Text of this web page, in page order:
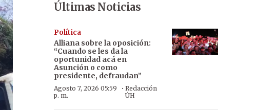
Últimas Noticias
Política
Alliana sobre la oposición:
“Cuando se les da la
oportunidad acá en
Asunción o como
presidente, defraudan”
Agosto 7, 2026 05:59
p. m.
·Redacción
ÚH